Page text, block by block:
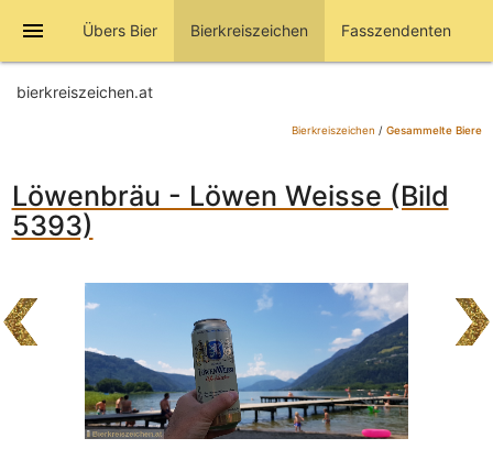
menu Übers Bier Bierkreiszeichen Fasszendenten
bierkreiszeichen.at
Bierkreiszeichen / Gesammelte Biere
Löwenbräu - Löwen Weisse (Bild
5393)